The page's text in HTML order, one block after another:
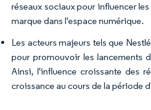
réseaux sociaux pour influencer
marque dans l'espace numérique.
Les acteurs majeurs tels que
pour promouvoir les lancements
Ainsi, l'influence croissante des
croissance au cours de la période